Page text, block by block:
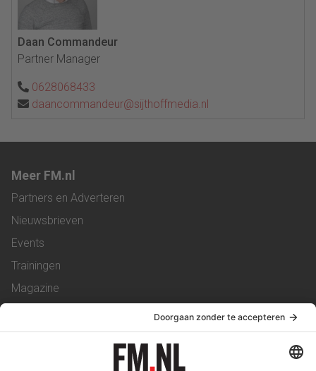
Daan Commandeur
Partner Manager
0628068433
daancommandeur@sijthoffmedia.nl
Meer FM.nl
Partners en Adverteren
Nieuwsbrieven
Events
Trainingen
Magazine
Service & Contact